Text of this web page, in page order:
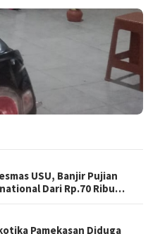
USU, Banjir Pujian
Dari Rp.70 Ribu
Pamekasan Diduga